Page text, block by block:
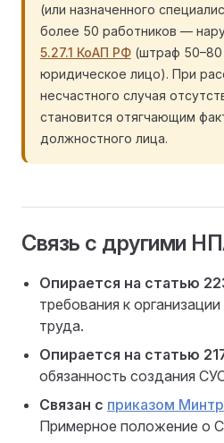
(или назначенного
более 50 работников —
5.27.1 КоАП РФ(штраф 50–80
юридическое лицо). При
несчастного случая
становится отягчающим
должностного лица.
Связь с другими
Опирается на статью
требования к
труда.
Опирается на статью
обязанность создания
Связан с приказом
Примерное положение о